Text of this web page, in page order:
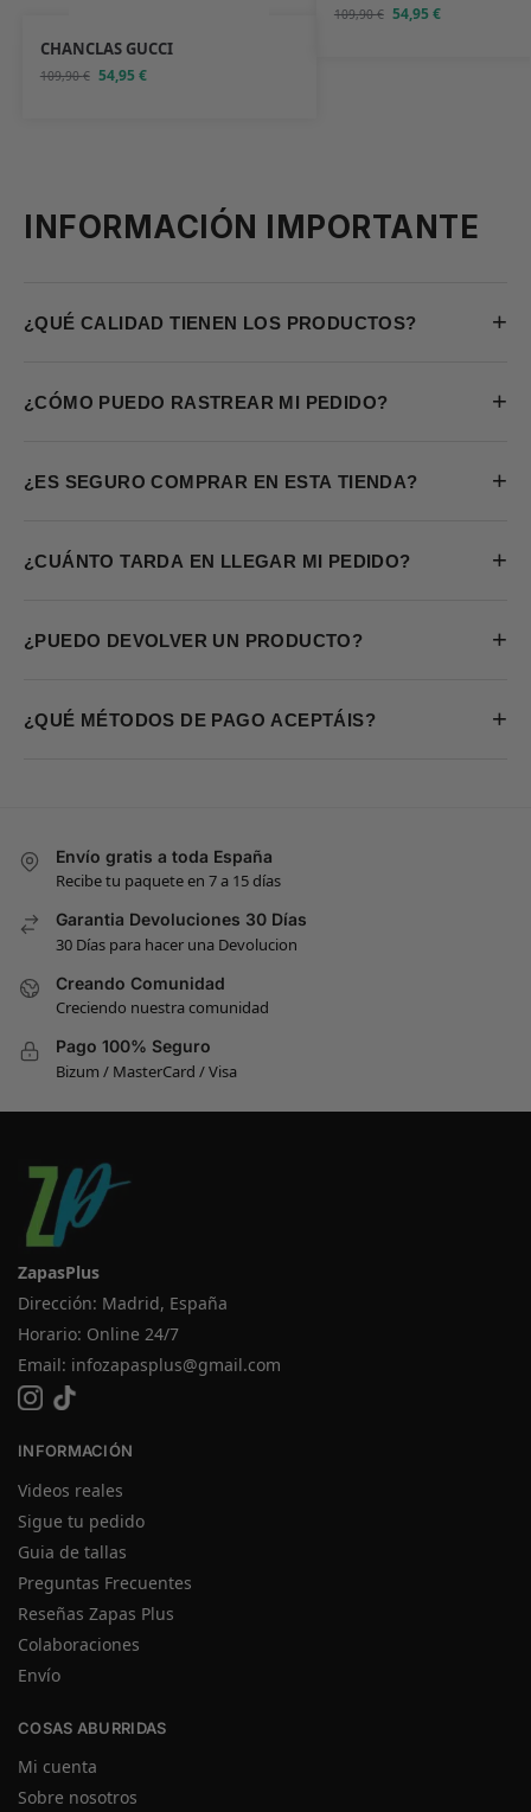
CHANCLAS GUCCI
109,90€ 54,95€
109,90€ 54,95€
INFORMACIÓN IMPORTANTE
¿QUÉ CALIDAD TIENEN LOS PRODUCTOS? +
¿CÓMO PUEDO RASTREAR MI PEDIDO? +
¿ES SEGURO COMPRAR EN ESTA TIENDA? +
¿CUÁNTO TARDA EN LLEGAR MI PEDIDO? +
¿PUEDO DEVOLVER UN PRODUCTO? +
¿QUÉ MÉTODOS DE PAGO ACEPTÁIS? +
Envío gratis a toda España
Recibe tu paquete en 7 a 15 días
Garantia Devoluciones 30 Días
30 Días para hacer una Devolucion
Creando Comunidad
Creciendo nuestra comunidad
Pago 100% Seguro
Bizum / MasterCard / Visa
ZapasPlus
Dirección: Madrid, España
Horario: Online 24/7
Email: infozapasplus@gmail.com
INFORMACIÓN
Videos reales
Sigue tu pedido
Guia de tallas
Preguntas Frecuentes
Reseñas Zapas Plus
Colaboraciones
Envío
COSAS ABURRIDAS
Mi cuenta
Sobre nosotros